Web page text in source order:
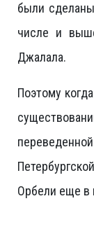
были
числе и
Джалала.
Поэтому
Орбели еще в